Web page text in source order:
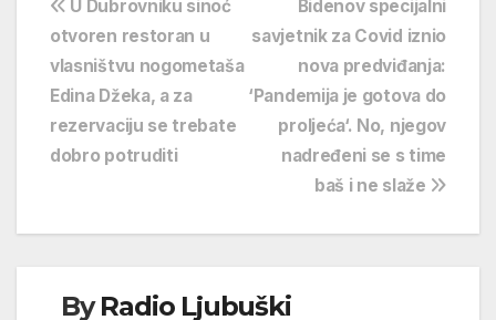
Navigacija
objava
Bidenov specijalni
savjetnik za Covid iznio
nova predviđanja:
‘Pandemija je gotova do
proljeća‘. No, njegov
nadređeni se s time
baš i ne slaže
U Dubrovniku sinoć
otvoren restoran u
vlasništvu nogometaša
Edina Džeka, a za
rezervaciju se trebate
dobro potruditi
ByRadio Ljubuški